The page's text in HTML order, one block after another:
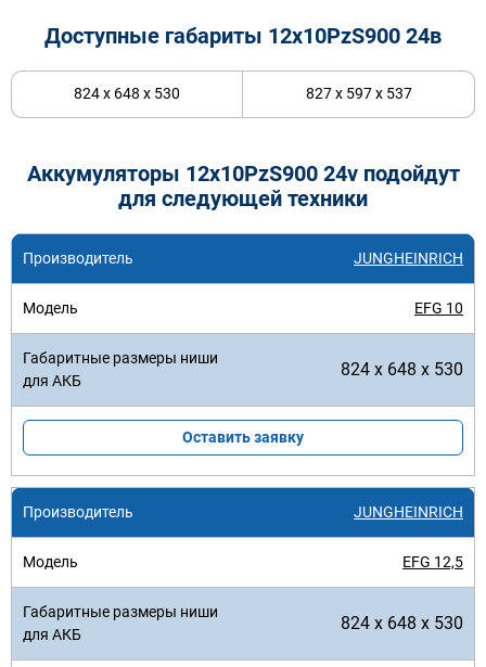
Доступные габариты 12х10PzS900 24в
824 x 648 x 530 827 x 597 x 537
Аккумуляторы 12x10PzS900 24v подойдут
для следующей техники
JUNGHEINRICH
EFG 10
824 x 648 x 530
Оставить заявку
JUNGHEINRICH
EFG 12,5
824 x 648 x 530